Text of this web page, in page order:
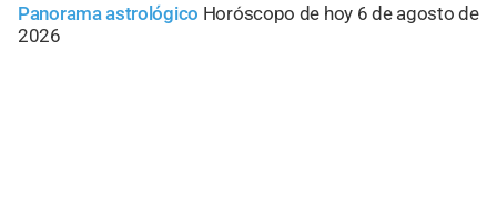
Panorama astrológico Horóscopo de hoy 6 de agosto de
2026